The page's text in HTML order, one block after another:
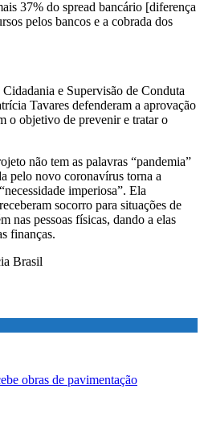
37% do spread bancário [diferença
pelos bancos e a cobrada dos
e Supervisão de Conduta
Tavares defenderam a aprovação
o objetivo de prevenir e tratar o
não tem as palavras “pandemia”
pelo novo coronavírus torna a
imperiosa”. Ela
socorro para situações de
nas pessoas físicas, dando a elas
finanças.
Brasil
obras de pavimentação